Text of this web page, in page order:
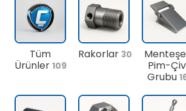
Tüm
Ürünler 109
Rakorlar 30
Pim-
Grubu